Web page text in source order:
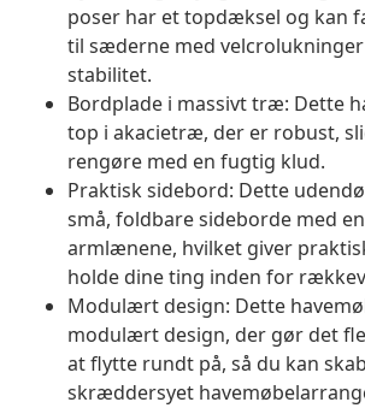
poser har et topdæksel og kan
til sæderne med
stabilitet.
Bordplade i massivt træ: Dette
top i akacietræ, der er robust,
rengøre med en fugtig klud.
Praktisk sidebord: Dette
små, foldbare sideborde med
armlænene, hvilket giver
holde dine ting inden for
Modulært design: Dette
modulært design, der gør det
at flytte rundt på, så du kan
skræddersyet